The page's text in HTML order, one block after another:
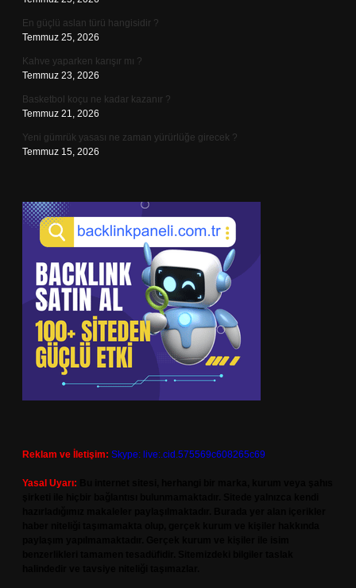
En güçlü aslan türü hangisidir ?
Temmuz 25, 2026
Kahve yaparken karışır mı ?
Temmuz 23, 2026
Basketbol koçu ne kadar kazanır ?
Temmuz 21, 2026
Yeni gümrük yasası ne zaman yürürlüğe girecek ?
Temmuz 15, 2026
Reklam ve İletişim: Skype: live:.cid.575569c608265c69
Yasal Uyarı: